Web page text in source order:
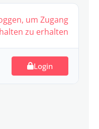
um Zugang
zu erhalten
Login